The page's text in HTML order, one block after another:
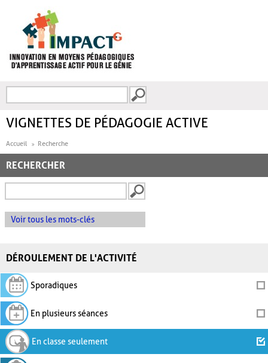
FORMULAIRE DE
VIGNETTES DE PÉDAGOGIE ACTIVE
Accueil Recherche
RECHERCHER
Voir tous les mots-clés
DÉROULEMENT DE L'ACTIVITÉ
Sporadiques
En plusieurs séances
En classe seulement